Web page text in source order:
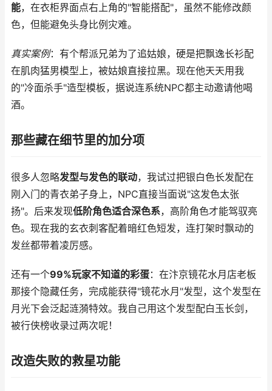
能，在衣柜界面点右上角的"智能搭配"，虽然不能修改颜
色，但能避免头身比例灾难。
真实案例：有个帮派兄弟为了追姑娘，硬是把飘逸长衫配
在肌肉猛男模型上，被姑娘直接拉黑。现在他天天用我
的"冷面杀手"造型模板，据说连系统NPC都主动邀请他喝
酒。
那些藏在细节里的加分项
很多人忽略发型与发色的联动，我试过把银白色长发配在
刚入门的青衣弟子身上，NPC直接当面说"这发色太张
扬"。后来发现低阶角色适合深色系，高阶角色才能驾驭亮
色。现在我的玄衣刺客配着暗红色短发，连打架时飘动的
发丝都带着凌厉感。
还有一个99%玩家不知道的彩蛋：在汴京镜花水月店老板
那接个隐藏任务，完成能获得"镜花水月"发型，这个发型在
月光下会泛起涟漪特效。我自己用这个发型配白玉长剑，
被行侠榜收录过两次呢！
改造失败的救星功能